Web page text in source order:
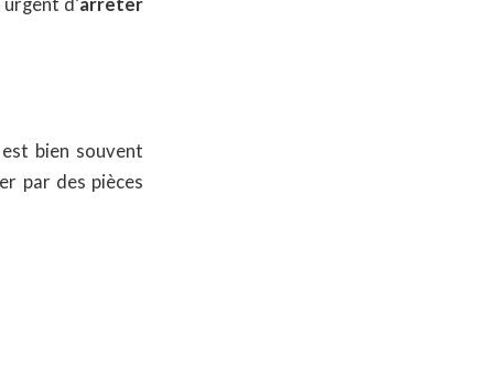
d’arrêter
bien souvent
par des pièces